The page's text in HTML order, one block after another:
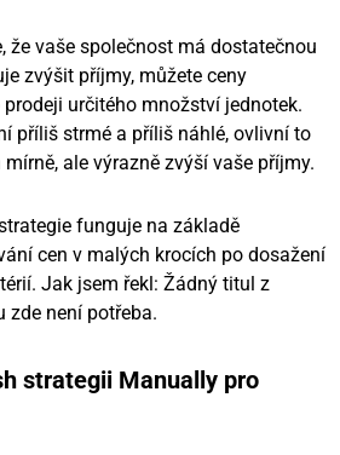
že vaše společnost má dostatečnou
zvýšit příjmy, můžete ceny
určitého množství jednotek.
příliš strmé a příliš náhlé, ovlivní to
ale výrazně zvýší vaše příjmy.
funguje na základě
cen v malých krocích po dosažení
Jak jsem řekl: Žádný titul z
zde není potřeba.
strategii Manually pro